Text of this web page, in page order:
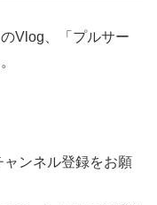
Vlog、「プルサー
ャンネル登録をお願